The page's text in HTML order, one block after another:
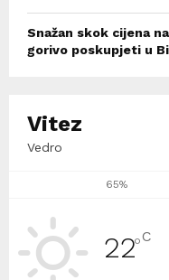
Snažan skok cijena
gorivo poskupjeti u
Vitez
Vedro
65%
22°C